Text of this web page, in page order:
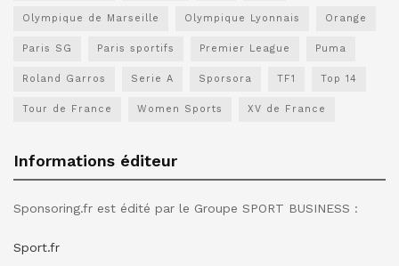
Olympique de Marseille Olympique Lyonnais Orange
Paris SG Paris sportifs Premier League Puma
Roland Garros Serie A Sporsora TF1 Top 14
Tour de France Women Sports XV de France
Informations éditeur
Sponsoring.fr est édité par le Groupe SPORT BUSINESS :
Sport.fr